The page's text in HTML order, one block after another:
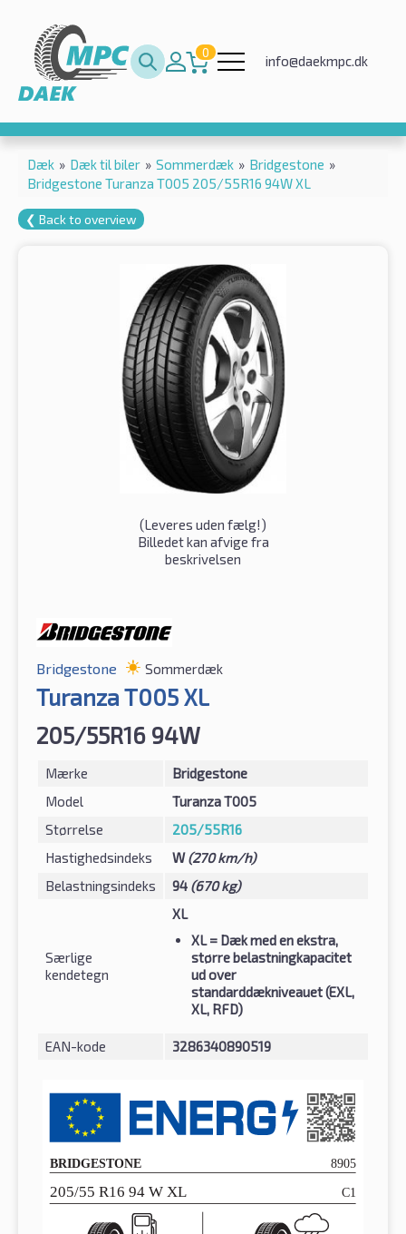
0
info@daekmpc.dk
Dæk » Dæk til biler » Sommerdæk » Bridgestone »
Bridgestone Turanza T005 205/55R16 94W XL
❮ Back to overview
(Leveres uden fælg!)
Billedet kan afvige fra
beskrivelsen
Bridgestone Sommerdæk
Turanza T005 XL
205/55R16 94W
Mærke
Bridgestone
Model
Turanza T005
Størrelse
205/55R16
Hastighedsindeks
W(270 km/h)
Belastningsindeks
94 (670 kg)
Særlige
kendetegn
XL
XL= Dæk med en ekstra,
større belastningkapacitet
ud over
standarddækniveauet (EXL,
XL, RFD)
EAN-kode 3286340890519